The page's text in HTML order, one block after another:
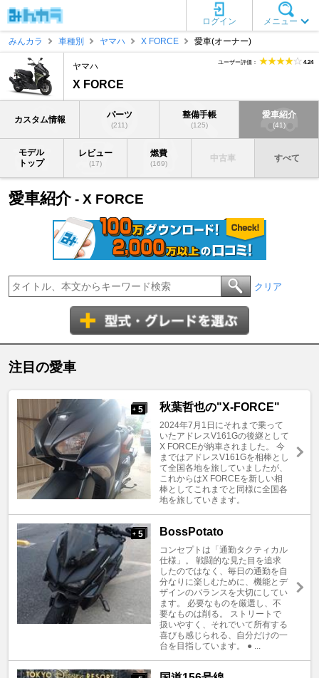
メニュー
ログイン
みんカラ
車種別 ヤマハ X FORCE 愛車(オーナー)
ヤマハ
X FORCE
ユーザー評価： 4.24
カスタム情報 パーツ
(211)
整備手帳
(125)
愛車紹介
(41)
モデル
トップ
レビュー
(17)
燃費
(169)
中古車 すべて
愛車紹介- X FORCE
クリア
注目の愛車
+ 5 秋葉哲也の"X-FORCE"
2024年7月1日にそれまで乗って
いたアドレスV161Gの後継として
X FORCEが納車されました。 今
まではアドレスV161Gを相棒とし
て全国各地を旅していましたが、
これからはX FORCEを新しい相
棒としてこれまでと同様に全国各
地を旅していきます。
+ 5 BossPotato
コンセプトは「通勤タクティカル
仕様」。 戦闘的な見た目を追求
したのではなく、毎日の通勤を自
分なりに楽しむために、機能とデ
ザインのバランスを大切にしてい
ます。 必要なものを厳選し、不
要なものは削る。 ストリートで
扱いやすく、それでいて所有する
喜びも感じられる、自分だけの一
台を目指しています。 ● ...